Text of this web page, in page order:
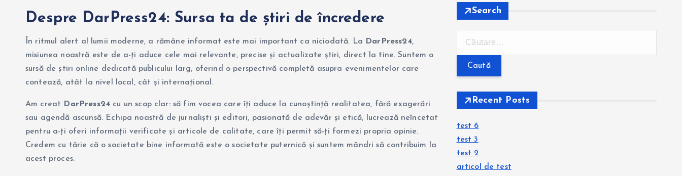
Despre DarPress24: Sursa ta de știri de încredere
În ritmul alert al lumii moderne, a rămâne informat este mai important ca niciodată. La DarPress24,
misiunea noastră este de a-ți aduce cele mai relevante, precise și actualizate știri, direct la tine. Suntem o
sursă de știri online dedicată publicului larg, oferind o perspectivă completă asupra evenimentelor care
contează, atât la nivel local, cât și internațional.
Am creat DarPress24 cu un scop clar: să fim vocea care îți aduce la cunoștință realitatea, fără exagerări
sau agendă ascunsă. Echipa noastră de jurnaliști și editori, pasionată de adevăr și etică, lucrează neîncetat
pentru a-ți oferi informații verificate și articole de calitate, care îți permit să-ți formezi propria opinie.
Credem cu tărie că o societate bine informată este o societate puternică și suntem mândri să contribuim la
acest proces.
Search
t
ă
p
ă
:
Recent Posts
test 6
test 3
test 2
articol de test